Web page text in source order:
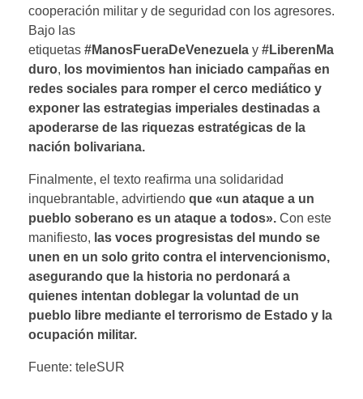
cooperación militar y de seguridad con los agresores.
Bajo las
etiquetas #ManosFueraDeVenezuela y #LiberenMa
duro, los movimientos han iniciado campañas en
redes sociales para romper el cerco mediático y
exponer las estrategias imperiales destinadas a
apoderarse de las riquezas estratégicas de la
nación bolivariana.
Finalmente, el texto reafirma una solidaridad
inquebrantable, advirtiendo que «un ataque a un
pueblo soberano es un ataque a todos». Con este
manifiesto, las voces progresistas del mundo se
unen en un solo grito contra el intervencionismo,
asegurando que la historia no perdonará a
quienes intentan doblegar la voluntad de un
pueblo libre mediante el terrorismo de Estado y la
ocupación militar.
Fuente: teleSUR